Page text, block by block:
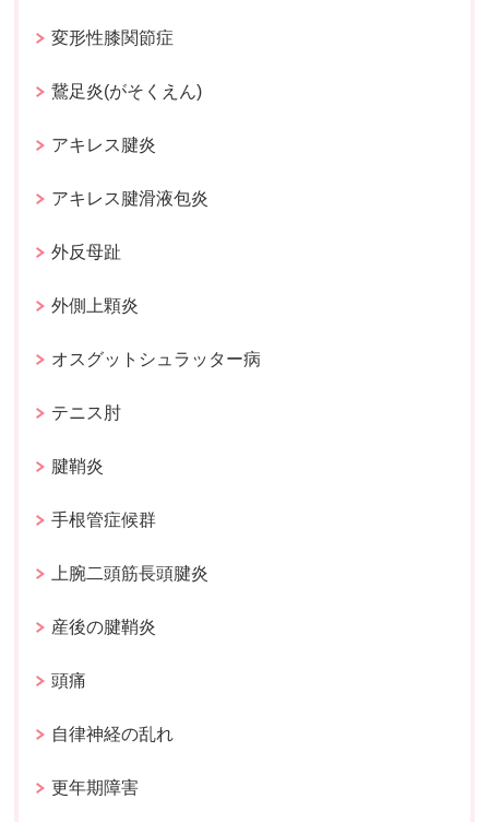
変形性膝関節症
鵞足炎(がそくえん)
アキレス腱炎
アキレス腱滑液包炎
外反母趾
外側上顆炎
オスグットシュラッター病
テニス肘
腱鞘炎
手根管症候群
上腕二頭筋長頭腱炎
産後の腱鞘炎
頭痛
自律神経の乱れ
更年期障害